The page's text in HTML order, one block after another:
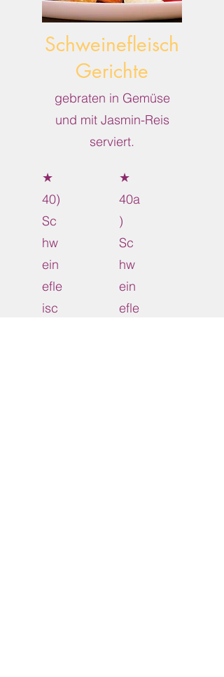
Schweinefleisch
Gerichte
gebraten in Gemüse
und mit Jasmin-Reis
serviert.
★
40)
Sc
hw
ein
efle
isc
★
40a
)
Sc
hw
ein
efle